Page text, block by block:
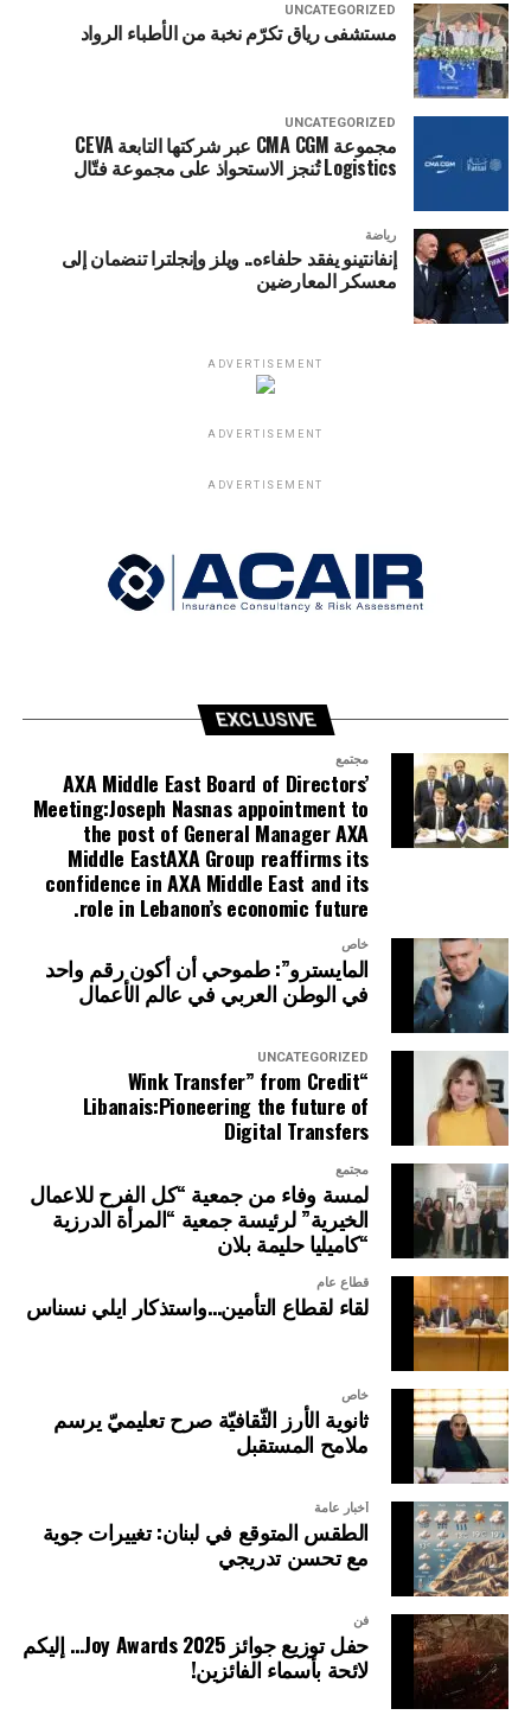
UNCATEGORIZED
مستشفى رياق تكرّم نخبة من الأطباء الرواد
UNCATEGORIZED
مجموعة CMA CGM عبر شركتها التابعة CEVA
Logistics تُنجز الاستحواذ على مجموعة فتّال
رياضة
إنفانتينو يفقد حلفاءه.. ويلز وإنجلترا تنضمان إلى
معسكر المعارضين
ADVERTISEMENT
ADVERTISEMENT
ADVERTISEMENT
EXCLUSIVE
مجتمع
AXA Middle East Board of Directors’
Meeting:Joseph Nasnas appointment to
the post of General Manager AXA
Middle EastAXA Group reaffirms its
confidence in AXA Middle East and its
role in Lebanon’s economic future.
خاص
المايسترو”: طموحي أن أكون رقم واحد
في الوطن العربي في عالم الأعمال
UNCATEGORIZED
“Wink Transfer” from Credit
Libanais:Pioneering the future of
Digital Transfers
مجتمع
لمسة وفاء من جمعية “كل الفرح للاعمال
الخيرية” لرئيسة جمعية “المرأة الدرزية
“كاميليا حليمة بلان
قطاع عام
لقاء لقطاع التأمين…واستذكار ايلي نسناس
خاص
ثانوية الأرز الثّقافيّة صرح تعليميّ يرسم
ملامح المستقبل
أخبار عامة
الطقس المتوقع في لبنان: تغييرات جوية
مع تحسن تدريجي
فن
حفل توزيع جوائز Joy Awards 2025… إليكم
لائحة بأسماء الفائزين!